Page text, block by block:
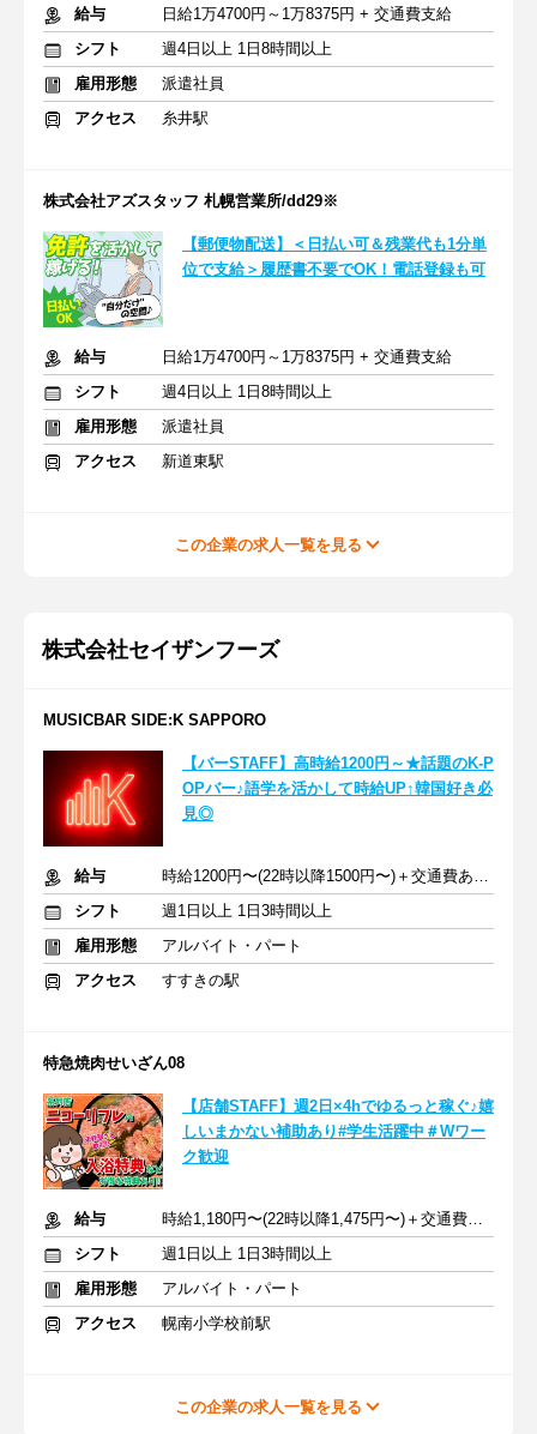
給与
日給1万4700円～1万8375円 + 交通費支給
シフト
週4日以上 1日8時間以上
雇用形態
派遣社員
アクセス
糸井駅
株式会社アズスタッフ 札幌営業所/dd29※
【郵便物配送】＜日払い可＆残業代も1分単
位で支給＞履歴書不要でOK！電話登録も可
給与
日給1万4700円～1万8375円 + 交通費支給
シフト
週4日以上 1日8時間以上
雇用形態
派遣社員
アクセス
新道東駅
この企業の求人一覧を見る
株式会社セイザンフーズ
MUSICBAR SIDE:K SAPPORO
【バーSTAFF】高時給1200円～★話題のK-P
OPバー♪語学を活かして時給UP↑韓国好き必
見◎
給与
時給1200円〜(22時以降1500円〜)＋交通費あり★
シフト
週1日以上 1日3時間以上
雇用形態
アルバイト・パート
アクセス
すすきの駅
特急焼肉せいざん08
【店舗STAFF】週2日×4hでゆるっと稼ぐ♪嬉
しいまかない補助あり#学生活躍中＃Wワー
ク歓迎
給与
時給1,180円〜(22時以降1,475円〜)＋交通費あり★
シフト
週1日以上 1日3時間以上
雇用形態
アルバイト・パート
アクセス
幌南小学校前駅
この企業の求人一覧を見る